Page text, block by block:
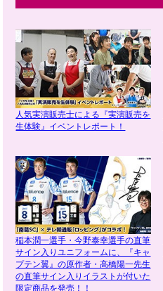
人気実演販売士による『実演販売を
生体験』イベントレポート！
稲本潤一選手・今野泰幸選手の直筆
サイン入りユニフォームに、『キャ
プテン翼』の原作者・高橋陽一先生
の直筆サイン入りイラストが付いた
限定商品を発売！！